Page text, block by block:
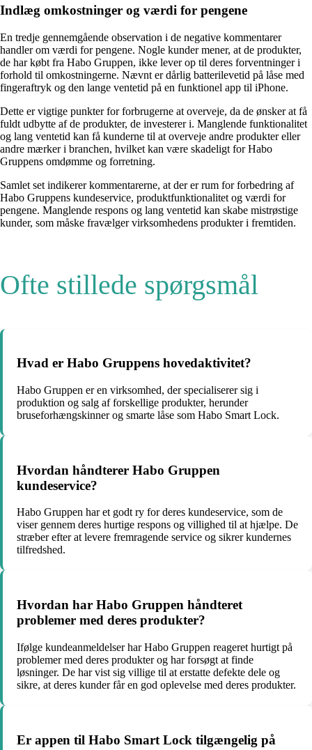
Indlæg omkostninger og værdi for pengene
En tredje gennemgående observation i de negative kommentarer
handler om værdi for pengene. Nogle kunder mener, at de produkter,
de har købt fra Habo Gruppen, ikke lever op til deres forventninger i
forhold til omkostningerne. Nævnt er dårlig batterilevetid på låse med
fingeraftryk og den lange ventetid på en funktionel app til iPhone.
Dette er vigtige punkter for forbrugerne at overveje, da de ønsker at få
fuldt udbytte af de produkter, de investerer i. Manglende funktionalitet
og lang ventetid kan få kunderne til at overveje andre produkter eller
andre mærker i branchen, hvilket kan være skadeligt for Habo
Gruppens omdømme og forretning.
Samlet set indikerer kommentarerne, at der er rum for forbedring af
Habo Gruppens kundeservice, produktfunktionalitet og værdi for
pengene. Manglende respons og lang ventetid kan skabe mistrøstige
kunder, som måske fravælger virksomhedens produkter i fremtiden.
Ofte stillede spørgsmål
Hvad er Habo Gruppens hovedaktivitet?
Habo Gruppen er en virksomhed, der specialiserer sig i
produktion og salg af forskellige produkter, herunder
bruseforhængskinner og smarte låse som Habo Smart Lock.
Hvordan håndterer Habo Gruppen
kundeservice?
Habo Gruppen har et godt ry for deres kundeservice, som de
viser gennem deres hurtige respons og villighed til at hjælpe. De
stræber efter at levere fremragende service og sikrer kundernes
tilfredshed.
Hvordan har Habo Gruppen håndteret
problemer med deres produkter?
Ifølge kundeanmeldelser har Habo Gruppen reageret hurtigt på
problemer med deres produkter og har forsøgt at finde
løsninger. De har vist sig villige til at erstatte defekte dele og
sikre, at deres kunder får en god oplevelse med deres produkter.
Er appen til Habo Smart Lock tilgængelig på